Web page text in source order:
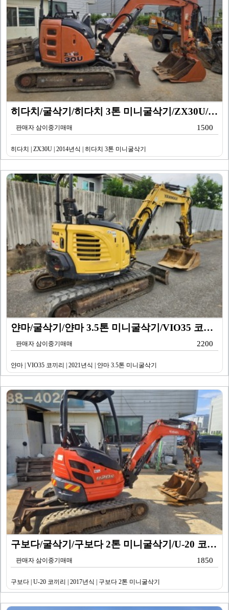
히다치/굴삭기/히다치 3톤 미니굴삭기/ZX30U/201…
판매자 삼이중기매매 1500
히다치 | ZX30U | 2014년식 | 히다치 3톤 미니굴삭기
얀마/굴삭기/얀마 3.5톤 미니굴삭기/VIO35 코끼리…
판매자 삼이중기매매 2200
얀마 | VIO35 코끼리 | 2021년식 | 얀마 3.5톤 미니굴삭기
구보다/굴삭기/구보다 2톤 미니굴삭기/U-20 코끼리/…
판매자 삼이중기매매 1850
구보다 | U-20 코끼리 | 2017년식 | 구보다 2톤 미니굴삭기